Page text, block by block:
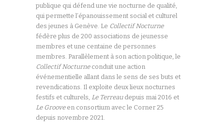
publique qui défend une vie nocturne de qualité,
qui permette l’épanouissement social et culturel
des jeunes à Genève. Le Collectif Nocturne
fédère plus de 200 associations de jeunesse
membres et une centaine de personnes
membres. Parallèlement à son action politique, le
Collectif Nocturneconduit une action
événementielle allant dans le sens de ses buts et
revendications. Il exploite deux lieux nocturnes
festifs et culturels, Le Terreau depuis mai 2016 et
Le Grooveen consortium avec le Corner 25
depuis novembre 2021.